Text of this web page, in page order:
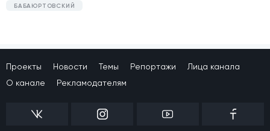
БАБАЮРТОВСКИЙ
Проекты Новости Темы Репортажи
Лица канала
О канале
Рекламодателям